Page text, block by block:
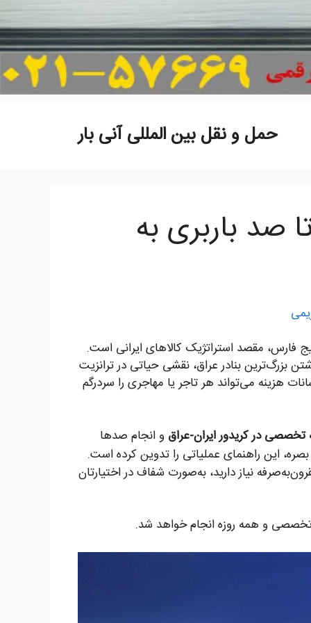
حمل و نقل بین المللی آنی بار
صد باربری به
فارس، مقصد استراتژیک کالاهای ایرانی است.
بزرگ‌ترین بنادر عراق، نقشی حیاتی در ترانزیت
هزینه می‌تواند هر تاجر یا مهاجری را سردرگم
در کریدور ایران-عراق و انجام صدها
این راهنمای عملیاتی را تدوین کرده است.
نیاز دارید، به‌صورت شفاف در اختیارتان
و همه روزه انجام خواهد شد.